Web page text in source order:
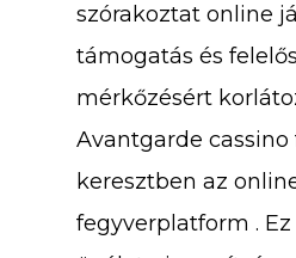
szórakoztat online
támogatás és
mérkőzésért
Avantgarde cassino
keresztben az
fegyverplatform .